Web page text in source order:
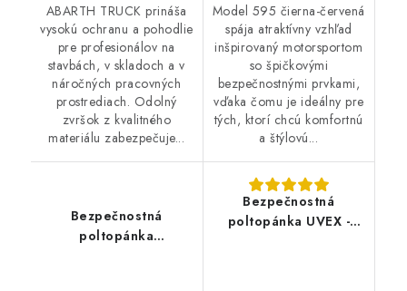
ABARTH TRUCK prináša
vysokú ochranu a pohodlie
pre profesionálov na
stavbách, v skladoch a v
náročných pracovných
prostrediach. Odolný
zvršok z kvalitného
materiálu zabezpečuje...
Model 595 čierna-červená
spája atraktívny vzhľad
inšpirovaný motorsportom
so špičkovými
bezpečnostnými prvkami,
vďaka čomu je ideálny pre
tých, ktorí chcú komfortnú
a štýlovú...
Bezpečnostná
poltopánka
Bezpečnostná
poltopánka UVEX -